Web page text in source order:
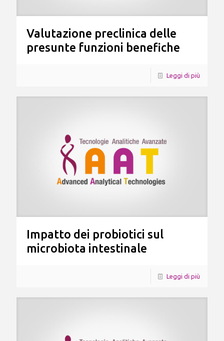
Valutazione preclinica delle
presunte funzioni benefiche
Leggi di più
Impatto dei probiotici sul
microbiota intestinale
Leggi di più